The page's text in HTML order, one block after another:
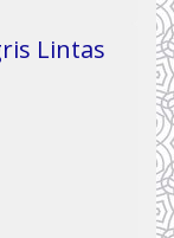
Lintas